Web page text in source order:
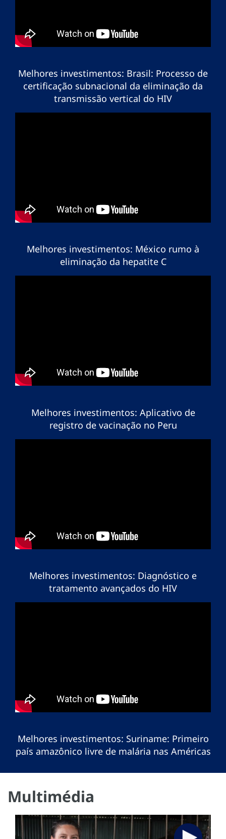
Melhores investimentos: Brasil: Processo de
certificação subnacional da eliminação da
transmissão vertical do HIV
Melhores investimentos: México rumo à
eliminação da hepatite C
Melhores investimentos: Aplicativo de
registro de vacinação no Peru
Melhores investimentos: Diagnóstico e
tratamento avançados do HIV
Melhores investimentos: Suriname: Primeiro
país amazônico livre de malária nas Américas
Multimédia